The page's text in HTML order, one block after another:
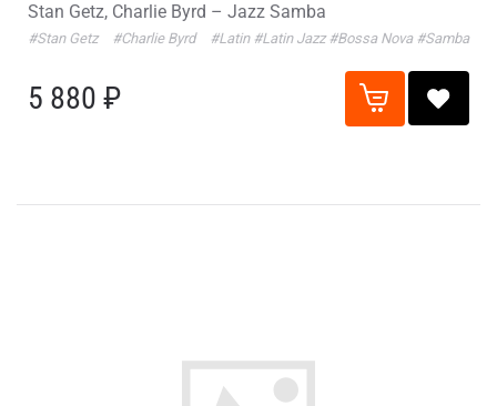
Stan Getz, Charlie Byrd – Jazz Samba
#Stan Getz #Charlie Byrd #Latin #Latin Jazz #Bossa Nova #Samba
5 880 ₽